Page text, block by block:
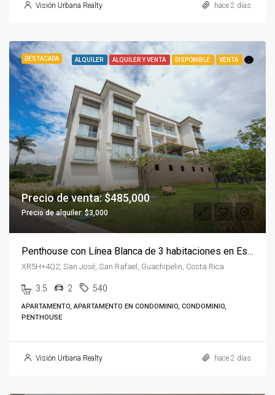
Visión Urbana Realty hace 2 días
DESTACADA ALQUILER ALQUILER Y VENTA DISPONIBLE VENTA
Precio de venta: $485,000
Precio de alquiler: $3,000
Penthouse con Línea Blanca de 3 habitaciones en Escazú
XR5H+4Q2, San José, San Rafael, Guachipelin, Costa Rica
3.5 2 540
APARTAMENTO, APARTAMENTO EN CONDOMINIO, CONDOMINIO,
PENTHOUSE
Visión Urbana Realty hace 2 días